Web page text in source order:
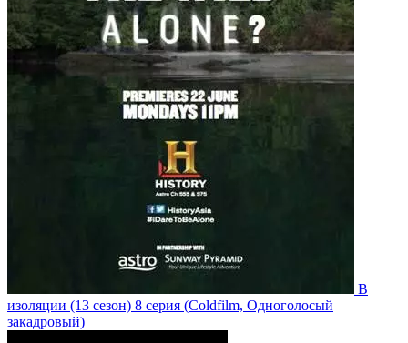
В
изоляции (13 сезон) 8 серия (Coldfilm, Одноголосый
закадровый)